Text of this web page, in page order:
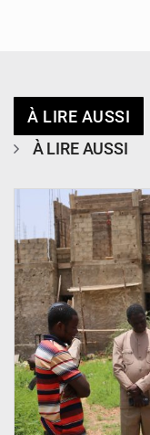
À LIRE AUSSI
À LIRE AUSSI